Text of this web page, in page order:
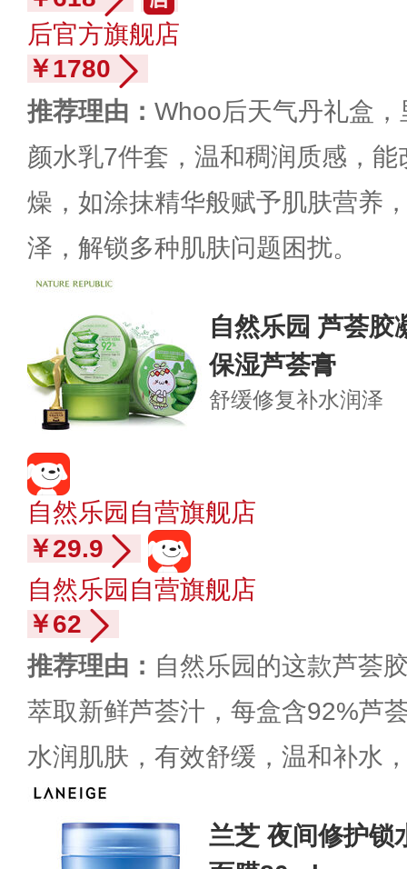
后官方旗舰店
￥1780
推荐理由： Whoo后天气丹礼盒
颜水乳7件套，温和稠润质感，
燥，如涂抹精华般赋予肌肤营养
泽，解锁多种肌肤问题困扰。
自然乐园 芦荟
保湿芦荟膏
舒缓修复补水润泽
自然乐园自营旗舰店
￥29.9
自然乐园自营旗舰店
￥62
推荐理由： 自然乐园的这款芦荟
萃取新鲜芦荟汁，每盒含92%芦
水润肌肤，有效舒缓，温和补水
兰芝 夜间修护锁